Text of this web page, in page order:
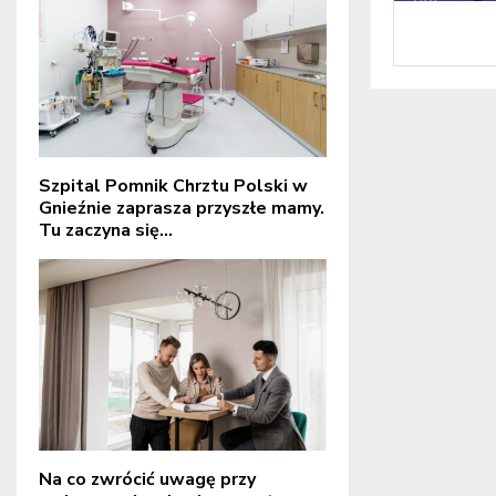
Szpital Pomnik Chrztu Polski w
Gnieźnie zaprasza przyszłe mamy.
Tu zaczyna się...
Na co zwrócić uwagę przy